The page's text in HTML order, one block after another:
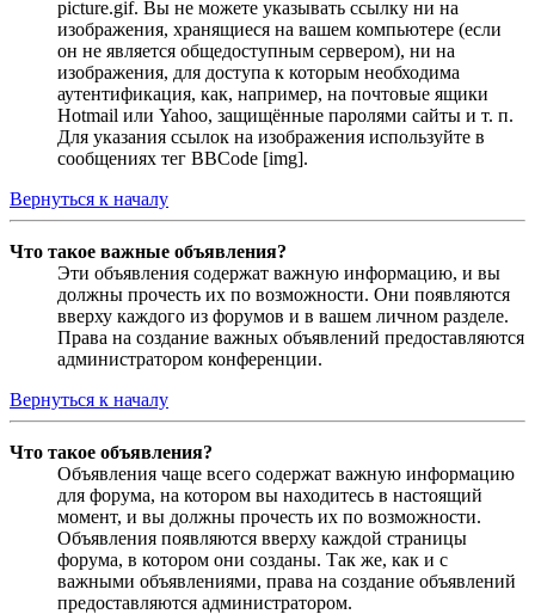
picture.gif. Вы не можете указывать ссылку ни на
изображения, хранящиеся на вашем компьютере (если
он не является общедоступным сервером), ни на
изображения, для доступа к которым необходима
аутентификация, как, например, на почтовые ящики
Hotmail или Yahoo, защищённые паролями сайты и т. п.
Для указания ссылок на изображения используйте в
сообщениях тег BBCode [img].
Вернуться к началу
Что такое важные объявления?
Эти объявления содержат важную информацию, и вы
должны прочесть их по возможности. Они появляются
вверху каждого из форумов и в вашем личном разделе.
Права на создание важных объявлений предоставляются
администратором конференции.
Вернуться к началу
Что такое объявления?
Объявления чаще всего содержат важную информацию
для форума, на котором вы находитесь в настоящий
момент, и вы должны прочесть их по возможности.
Объявления появляются вверху каждой страницы
форума, в котором они созданы. Так же, как и с
важными объявлениями, права на создание объявлений
предоставляются администратором.